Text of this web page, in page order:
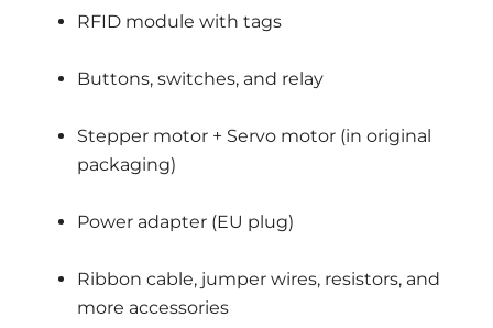
RFID module with tags
Buttons, switches, and relay
Stepper motor + Servo motor (in original
packaging)
Power adapter (EU plug)
Ribbon cable, jumper wires, resistors, and
more accessories